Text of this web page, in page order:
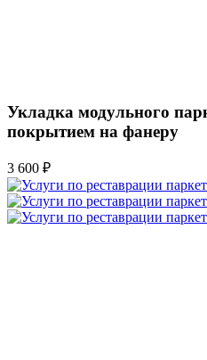
Укладка модульного
покрытием на фанеру
3 600 ₽